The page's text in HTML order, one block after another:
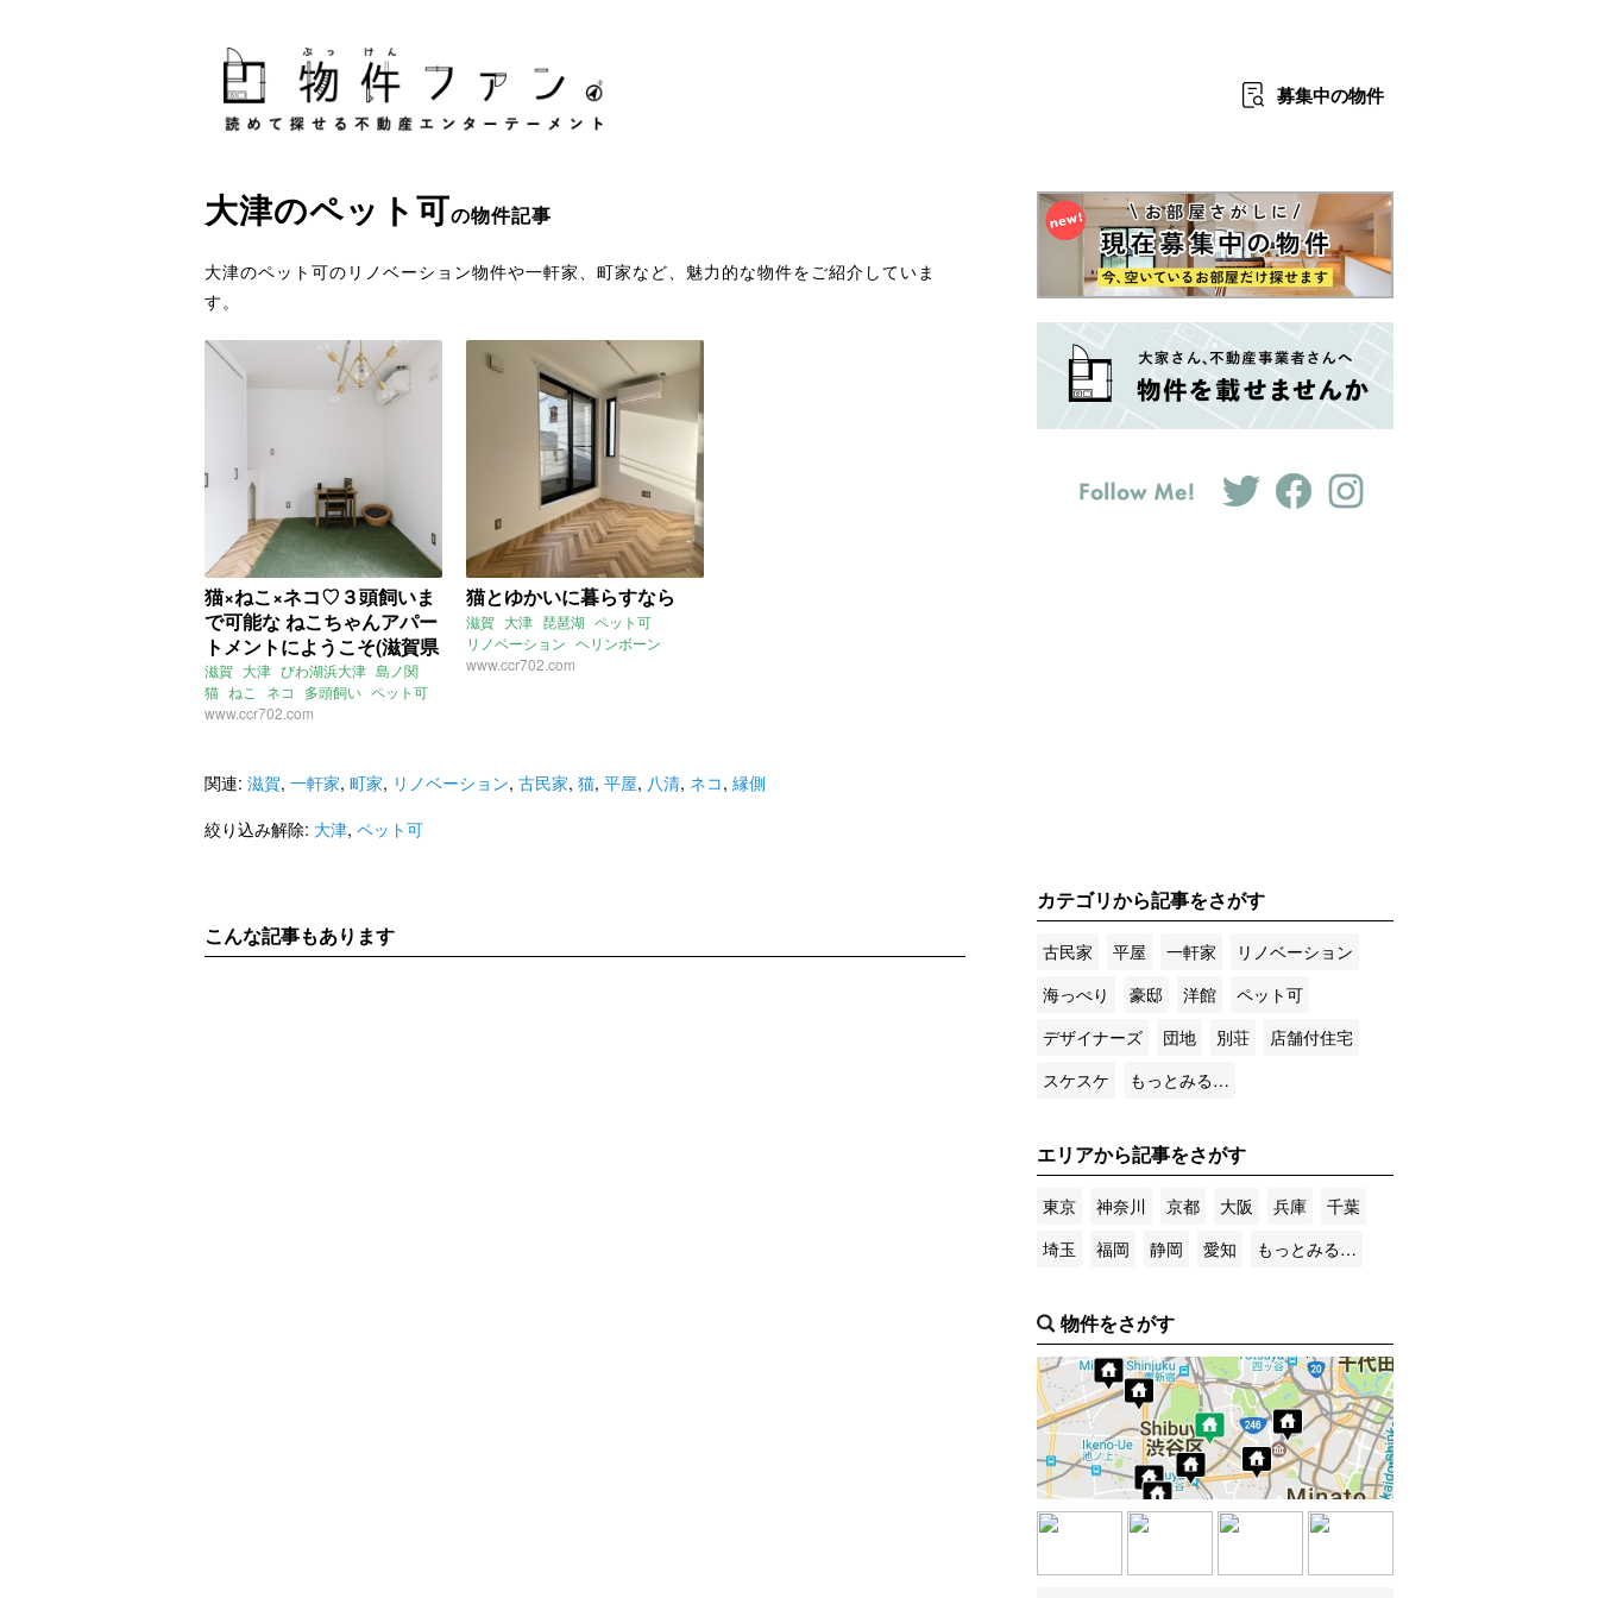
募集中の物件
大津のペット可の物件記事
大津のペット可のリノベーション物件や一軒家、町家など、魅力的な物件をご紹介していま
す。
猫×ねこ×ネコ♡３頭飼いま
で可能な ねこちゃんアパー
トメントにようこそ(滋賀県
大津市26㎡の賃貸物件)
滋賀 大津 びわ湖浜大津 島ノ関
猫 ねこ ネコ 多頭飼い ペット可
www.ccr702.com
猫とゆかいに暮らすなら
滋賀 大津 琵琶湖 ペット可
リノベーション ヘリンボーン
ねこトイレ 猫
www.ccr702.com
関連: 滋賀, 一軒家, 町家, リノベーション, 古民家, 猫, 平屋, 八清, ネコ, 縁側
絞り込み解除: 大津, ペット可
こんな記事もあります
カテゴリから記事をさがす
古民家 平屋 一軒家
リノベーション
海っぺり
豪邸 洋館
ペット可
デザイナーズ
団地 別荘
店舗付住宅
スケスケ
もっとみる…
エリアから記事をさがす
東京 神奈川 京都 大阪 兵庫
千葉
埼玉
福岡 静岡 愛知 もっとみる…
物件をさがす